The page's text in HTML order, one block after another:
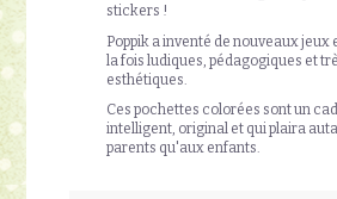
stickers !
Poppik a inventé de nouveaux jeux
la fois ludiques, pédagogiques et
esthétiques.
Ces pochettes colorées sont un
intelligent, original et qui plaira
parents qu'aux enfants.